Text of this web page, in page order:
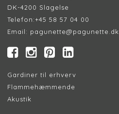
DK-4200 Slagelse
Telefon:+45 58 57 04 00
Email: pagunette@pagunette.dk
Gardiner til erhverv
Flammehæmmende
Akustik